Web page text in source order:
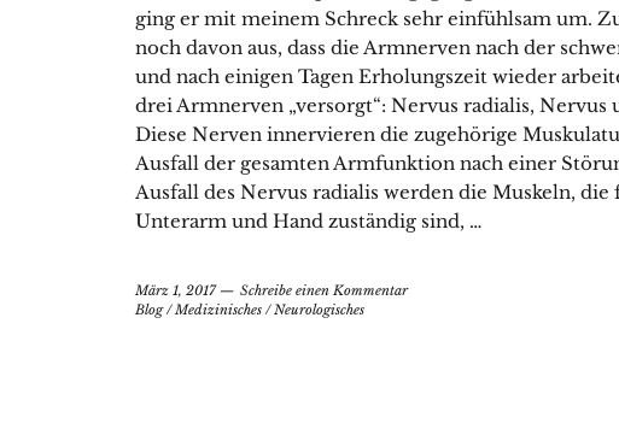
ging er mit meinem Schreck sehr einfühlsam um.
noch davon aus, dass die Armnerven nach der
und nach einigen Tagen Erholungszeit wieder
drei Armnerven „versorgt“: Nervus radialis, Nervus
Diese Nerven innervieren die zugehörige
Ausfall der gesamten Armfunktion nach einer
Ausfall des Nervus radialis werden die Muskeln,
Unterarm und Hand zuständig sind, …
März 1, 2017
Schreibe einen Kommentar
Blog/Medizinisches /Neurologisches